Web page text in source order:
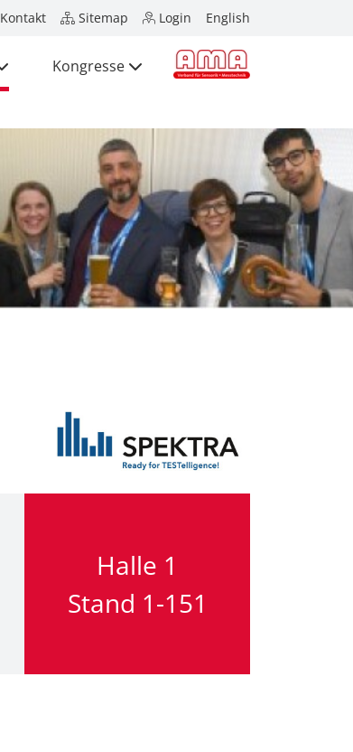
Kontakt Sitemap Login English
Kongresse Presse
Halle 1
Stand 1-151